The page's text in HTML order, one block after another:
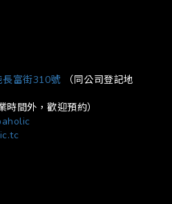
富街310號（同公司登記地
間外，歡迎預約）